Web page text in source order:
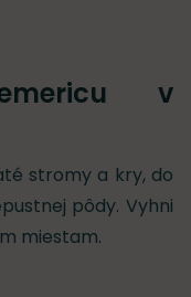
v
stromy a kry, do
pôdy. Vyhni
miestam.